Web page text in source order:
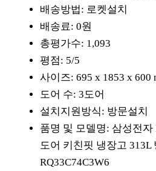
배송방법: 로켓설치
배송료: 0원
총평가수: 1,093
평점: 5/5
사이즈: 695 x 1853 x 600
도어 수: 3도어
설치지원방식: 방문설치
품명 및 모델명: 삼성전자
도어 키친핏 냉장고 313L
RQ33C74C3W6